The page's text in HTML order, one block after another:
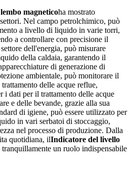
magneticoha mostrato
Nel campo petrolchimico, può
a livello di liquido in varie torri,
a controllare con precisione il
dell'energia, può misurare
della caldaia, garantendo il
di generazione di
ambientale, può monitorare il
delle acque reflue,
i dati per il trattamento delle acque
e delle bevande, grazie alla sua
di igiene, può essere utilizzato per
in vari serbatoi di stoccaggio,
nel processo di produzione. Dalla
quotidiana, ilIndicatore del livello
tranquillamente un ruolo indispensabile